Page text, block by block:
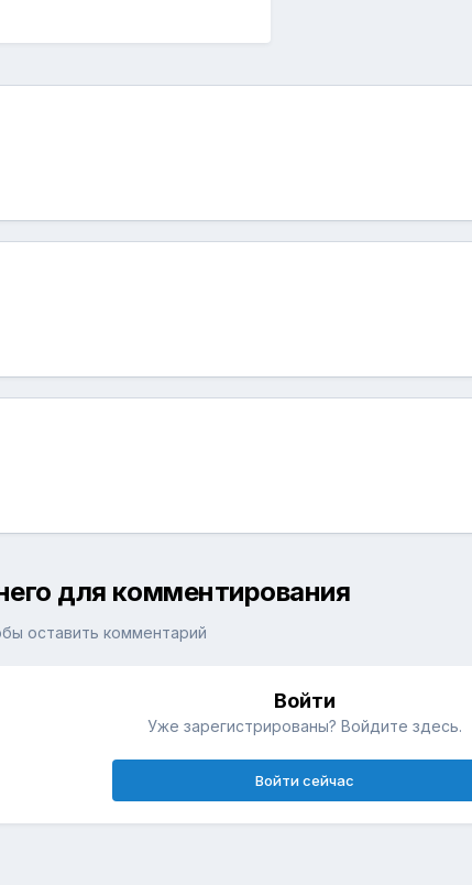
для комментирования
оставить комментарий
Войти
Уже зарегистрированы? Войдите здесь.
Войти сейчас